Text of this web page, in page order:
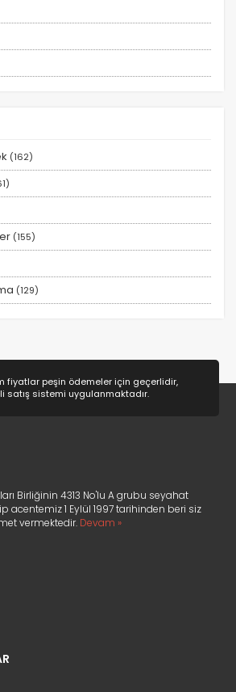
(162)
(155)
(129)
(2)
fiyatlar peşin ödemeler için geçerlidir,
satış sistemi uygulanmaktadır.
Birliğinin 4313 No'lu A grubu seyahat
acentemiz 1 Eylül 1997 tarihinden beri siz
vermektedir. Devam »